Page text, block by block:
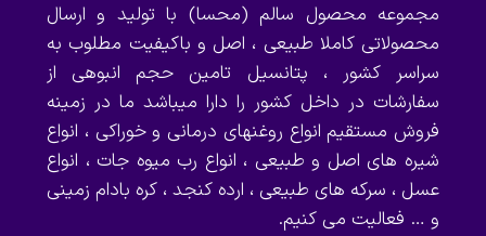
مجموعه محصول سالم (محسا) با تولید و ارسال
محصولاتی کاملا طبیعی ، اصل و باکیفیت مطلوب به
سراسر کشور ، پتانسیل تامین حجم انبوهی از
سفارشات در داخل کشور را دارا میباشد ما در زمینه
فروش مستقیم انواع روغنهای درمانی و خوراکی ، انواع
شیره های اصل و طبیعی ، انواع رب میوه جات ، انواع
عسل ، سرکه های طبیعی ، ارده کنجد ، کره بادام زمینی
و … فعالیت می کنیم.